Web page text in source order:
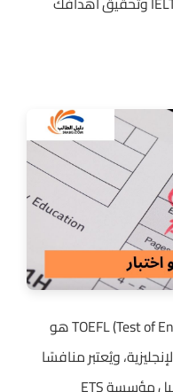
اختبار TOEFL (Test of English as a Foreign Language) هو
ويُعتبر منافسًا